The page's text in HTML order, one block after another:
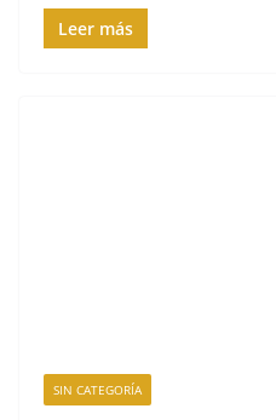
Leer más
SIN CATEGORÍA